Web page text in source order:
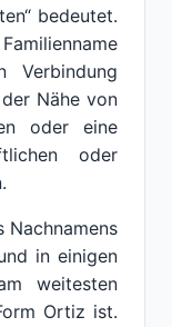
bedeutet.
Verbindung
Nähe von
oder eine
oder
Nachnamens
in einigen
weitesten
Ortiz ist.